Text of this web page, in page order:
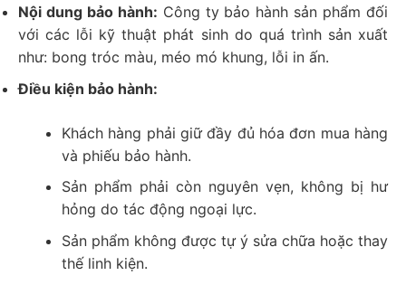
Nội dung bảo hành: Công ty bảo hành sản phẩm đối
với các lỗi kỹ thuật phát sinh do quá trình sản xuất
như: bong tróc màu, méo mó khung, lỗi in ấn.
Điều kiện bảo hành:
Khách hàng phải giữ đầy đủ hóa đơn mua hàng
và phiếu bảo hành.
Sản phẩm phải còn nguyên vẹn, không bị hư
hỏng do tác động ngoại lực.
Sản phẩm không được tự ý sửa chữa hoặc thay
thế linh kiện.